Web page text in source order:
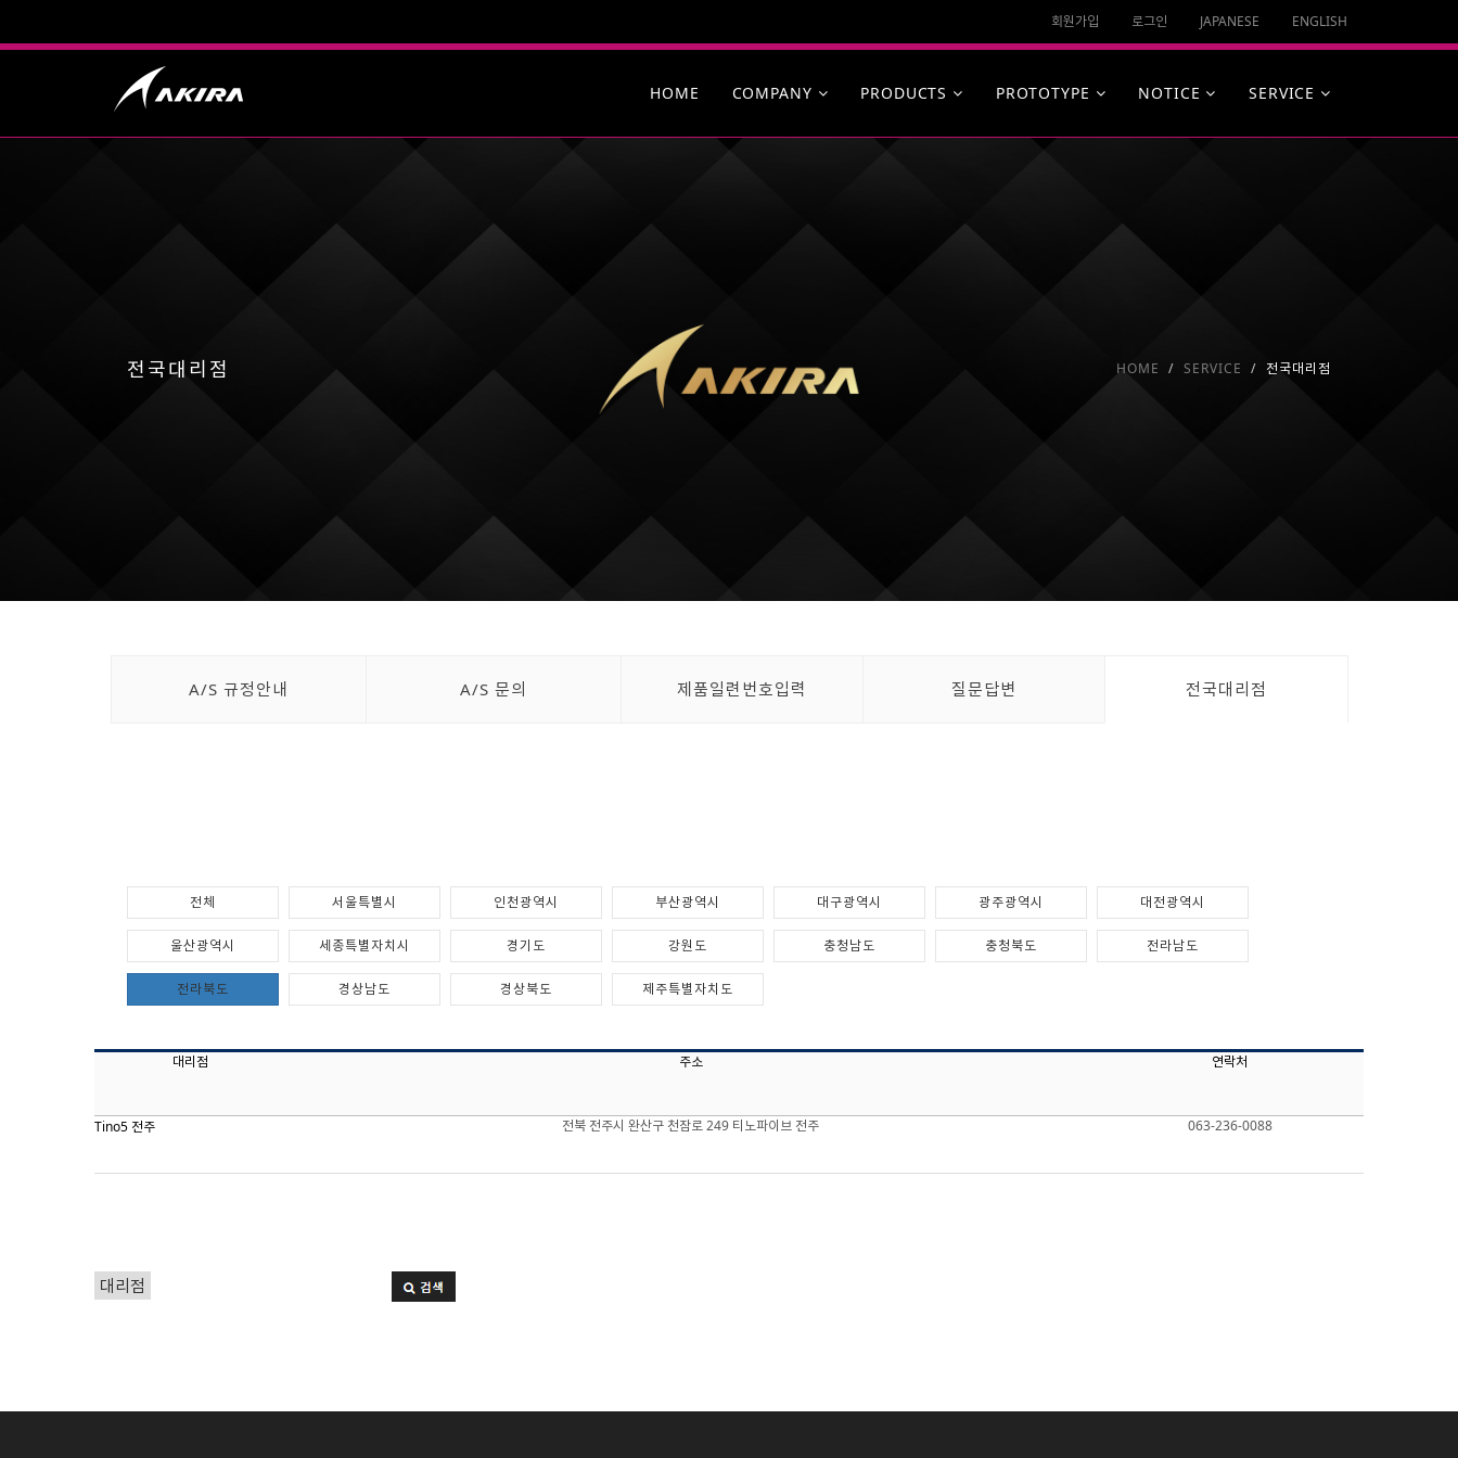
회원가입 로그인 JAPANESE ENGLISH
HOME COMPANY PRODUCTS PROTOTYPE NOTICE SERVICE
전국대리점 HOME SERVICE 전국대리점
A/S 규정안내 A/S 문의 제품일련번호입력 질문답변 전국대리점
전체 서울특별시 인천광역시 부산광역시 대구광역시 광주광역시 대전광역시
울산광역시 세종특별자치시 경기도 강원도 충청남도 충청북도 전라남도
전라북도 경상남도 경상북도 제주특별자치도
대리점 주소 연락처
Tino5 전주 전북 전주시 완산구 천잠로 249 티노파이브 전주 063-236-0088